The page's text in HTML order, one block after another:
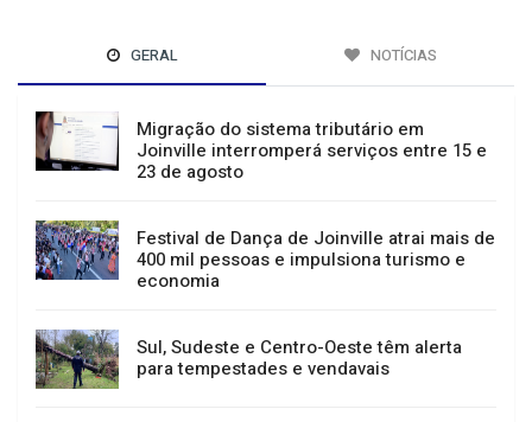
GERAL NOTÍCIAS
Migração do sistema tributário em
Joinville interromperá serviços entre 15 e
23 de agosto
Festival de Dança de Joinville atrai mais de
400 mil pessoas e impulsiona turismo e
economia